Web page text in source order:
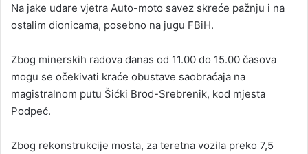
Na jake udare vjetra Auto-moto savez skreće pažnju i na
ostalim dionicama, posebno na jugu FBiH.
Zbog minerskih radova danas od 11.00 do 15.00 časova
mogu se očekivati kraće obustave saobraćaja na
magistralnom putu Šićki Brod-Srebrenik, kod mjesta
Podpeć.
Zbog rekonstrukcije mosta, za teretna vozila preko 7,5